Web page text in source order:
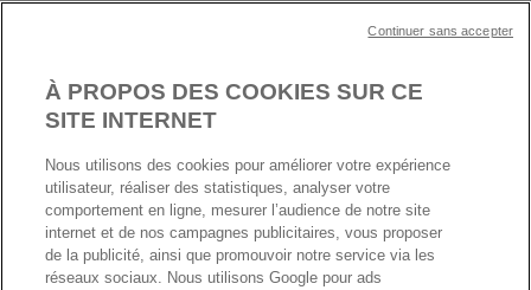
Plan du site
Politique des cookies
Politique de confidentialité
Conditions générales de vente
Conditions générales de vente Click & Collect
Plateforme ODR
Information sur le fabricant et l'importateur
FRANCE
France
© TOUS DROITS RESERVES. 2026 Pandora
À PROPOS DES COOKIES SUR CE
SITE INTERNET
Nous utilisons des cookies pour améliorer votre expérience
utilisateur, réaliser des statistiques, analyser votre
comportement en ligne, mesurer l’audience de notre site
internet et de nos campagnes publicitaires, vous proposer
de la publicité, ainsi que promouvoir notre service via les
réseaux sociaux. Nous utilisons Google pour ads
Continuer sans accepter